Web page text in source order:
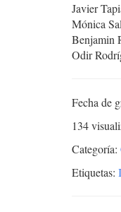
Javier
Mónica
Benjamin
Odir
Fecha de
134
Categoría:
Etiquetas: